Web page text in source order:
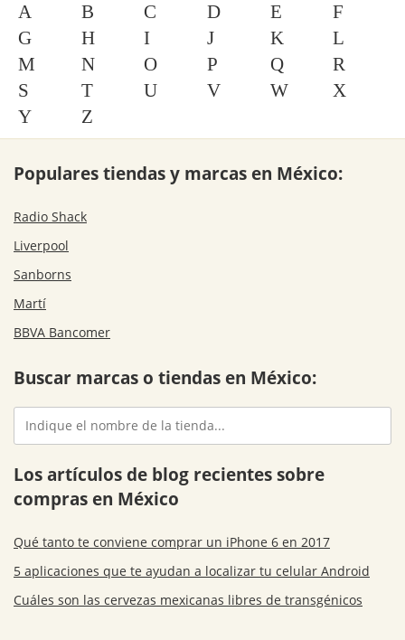
A B C D E
F
G
H I J K
L
M
N O P Q
R
S
T U V W
X
Y
Z
Populares tiendas y marcas en México:
Radio Shack
Liverpool
Sanborns
Martí
BBVA Bancomer
Buscar marcas o tiendas en México:
Los artículos de blog recientes sobre
compras en México
Qué tanto te conviene comprar un iPhone 6 en 2017
5 aplicaciones que te ayudan a localizar tu celular Android
Cuáles son las cervezas mexicanas libres de transgénicos